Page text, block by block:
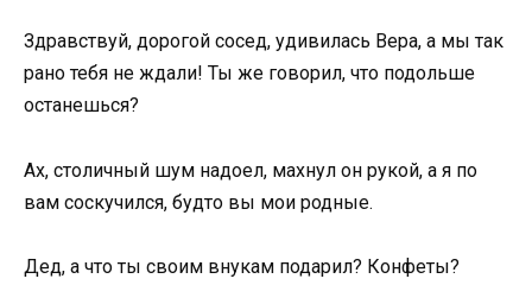
Здравствуй, дорогой сосед, удивилась Вера, а мы так
рано тебя не ждали! Ты же говорил, что подольше
останешься?
Ах, столичный шум надоел, махнул он рукой, а я по
вам соскучился, будто вы мои родные.
Дед, а что ты своим внукам подарил? Конфеты?